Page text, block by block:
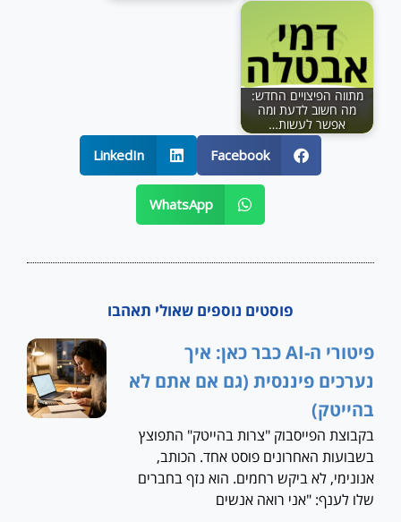
מתווה הפיצויים החדש:
מה חשוב לדעת ומה
אפשר לעשות…
Facebook
LinkedIn
WhatsApp
פוסטים נוספים שאולי תאהבו
פיטורי ה-AI כבר כאן: איך
נערכים פיננסית (גם אם אתם לא
בהייטק)
בקבוצת הפייסבוק "צרות בהייטק" התפוצץ
בשבועות האחרונים פוסט אחד. הכותב,
אנונימי, לא ביקש רחמים. הוא נזף בחברים
שלו לענף: "אני רואה אנשים